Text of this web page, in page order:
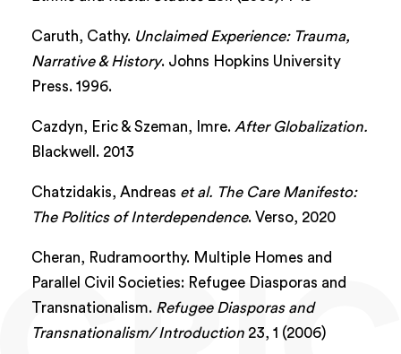
Caruth, Cathy. Unclaimed Experience: Trauma,
Narrative & History. Johns Hopkins University
Press. 1996.
Cazdyn, Eric & Szeman, Imre. After Globalization.
Blackwell. 2013
Chatzidakis, Andreas et al. The Care Manifesto:
The Politics of Interdependence. Verso, 2020
Cheran, Rudramoorthy. Multiple Homes and
Parallel Civil Societies: Refugee Diasporas and
Transnationalism. Refugee Diasporas and
Transnationalism/ Introduction 23, 1 (2006)